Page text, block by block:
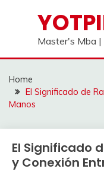
Master's Mba |
Home
El Significado de
Manos
El Significado
y Conexión